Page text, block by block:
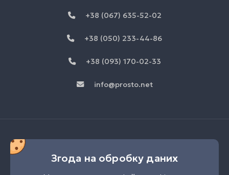
+38 (067) 635-52-02
+38 (050) 233-44-86
+38 (093) 170-02-33
info@prosto.net
Згода на обробку даних